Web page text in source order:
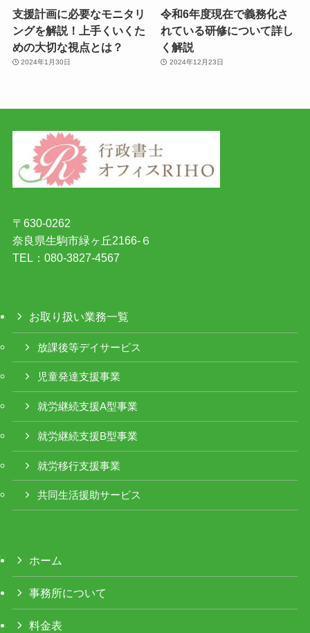
支援計画に必要なモニタリ
ングを解説！上手くいくた
めの大切な視点とは？
2024年1月30日
令和6年度現在で義務化さ
れている研修について詳し
く解説
2024年12月23日
〒630-0262
奈良県生駒市緑ヶ丘2166-６
TEL：080-3827-4567
お取り扱い業務一覧
放課後等デイサービス
児童発達支援事業
就労継続支援A型事業
就労継続支援B型事業
就労移行支援事業
共同生活援助サービス
ホーム
事務所について
料金表